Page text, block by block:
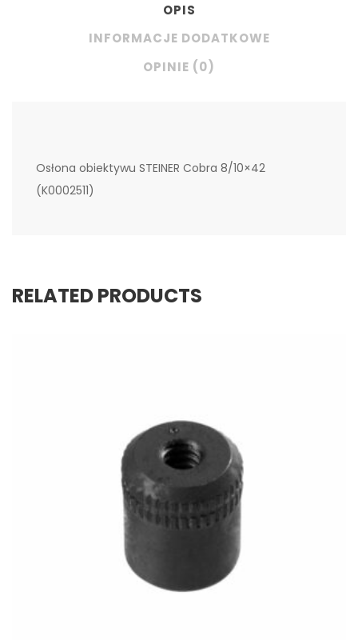
OPIS
INFORMACJE DODATKOWE
OPINIE (0)
Osłona obiektywu STEINER Cobra 8/10×42
(K0002511)
RELATED PRODUCTS